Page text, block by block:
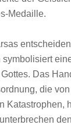
Medaille.
symbolisiert
Das
die
Katastrophen,